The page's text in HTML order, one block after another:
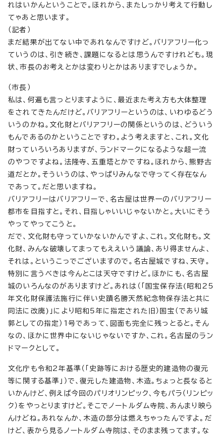
れはいかんということで。ほれから、またしっかり考えて行動し
てゃあと思います。
（記者）
まだ結果が出てない中であれなんですけど。バリアフリー化っ
ていうのは、引き続き、課題になるとは思うんですけれども。現
状、市長のお考えとかは変わりとかはありますでしょうか。
（市長）
私は、何遍も言っとりますように、最近また考え方も大体整理
をされてきたんだけど。バリアフリーというのは、いわゆるどう
いうのかね。文化財とバリアフリーの関係というのは、どういう
もんであるのかということですわ。よう考えますと、これ。文化
財っていろいろありますが、ランドマークになるような超一流
のやつですよね。法隆寺、五重塔とかですね。ほれから、熊野古
道だとか。そういうのは、やっぱりみんなで守ってく存在なん
であって。だと思いますね。
バリアフリーはバリアフリーで、名古屋は世界一のバリアフリー
都市を目指すと。それ、目指しゃいいじゃないかと。大いにそう
やってやってこうと。
だで、文化財も守っていかないかんですよ、これ。文化財も。文
化財、みんな破壊してまってもええいう議論、あり得ませんよ、
それは。というこっでございますので。名古屋城ですね、天守。
特別に言うべきは今んとこは天守ですけど。ほかにも、名古屋
城のいろんなのがありますけど。あれは（「国宝保存法(昭和25
年文化財保護法施行に伴い史蹟名勝天然紀念物保存法と共に
同法に改廃)」により昭和5年に指定された旧）国宝（であり城
郭としての指定）1号であって、図面も完全に残っとると。そん
なの、ほかに世界中にないじゃないですか、これ。名古屋のラン
ドマークとして。
文化庁も令和2年基準（「史跡等における歴史的建造物の復元
等に関する基準」）で、復元した建造物、木造。ちょっと長なると
いかんけど、例えば今回のパリオリンピック、今もパラ（リンピッ
ク）をやっとりますけど。そこでノートルダム寺院、あんまり映ら
んけどね。あれなんか、木造の部分は燃えちゃったんですよ。だ
けど、表から見るノートルダム寺院は、そのまま残ってます。な